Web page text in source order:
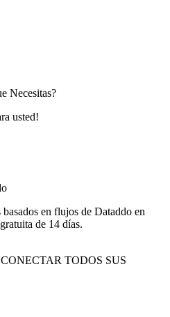
Necesitas?
usted!
en flujos de Dataddo en
de 14 días.
TODOS SUS